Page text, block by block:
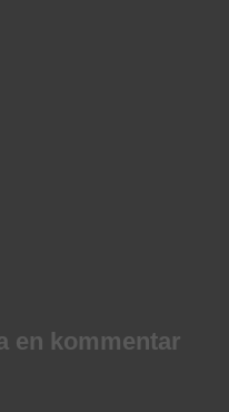
en kommentar